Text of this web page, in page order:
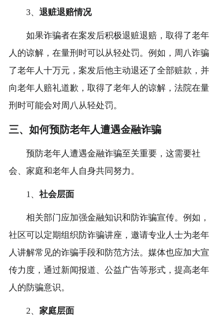
3、 退赃退赔情况
如果诈骗者在案发后积极退赃退赔，取得了老年
人的谅解，在量刑时可以从轻处罚。例如，周八诈骗
了老年人十万元，案发后他主动退还了全部赃款，并
向老年人赔礼道歉，取得了老年人的谅解，法院在量
刑时可能会对周八从轻处罚。
三、如何预防老年人遭遇金融诈骗
预防老年人遭遇金融诈骗至关重要，这需要社
会、家庭和老年人自身共同努力。
1、 社会层面
相关部门应加强金融知识和防诈骗宣传。例如，
社区可以定期组织防诈骗讲座，邀请专业人士为老年
人讲解常见的诈骗手段和防范方法。媒体也应加大宣
传力度，通过新闻报道、公益广告等形式，提高老年
人的防骗意识。
2、 家庭层面